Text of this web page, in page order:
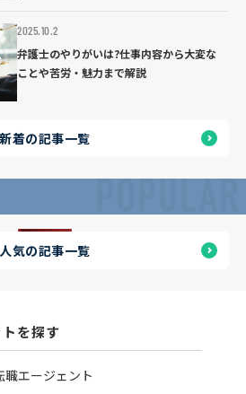
2025.10.2
弁護士のやりがいは?仕事内容から大変な
ことや苦労・魅力まで解説
新着の記事一覧
POPULAR
人気の記事一覧
を探す
エージェント